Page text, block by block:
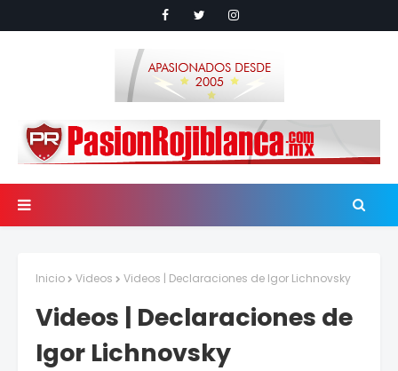
Inicio Videos Videos | Declaraciones de Igor Lichnovsky
Videos | Declaraciones de
Igor Lichnovsky